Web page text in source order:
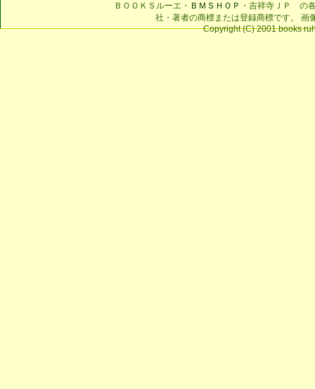
ＢＯＯＫＳルーエ・ ＢＭＳＨＯＰ ・吉祥寺ＪＰ の
社・著者の商標または登録商標です。 画
Copyright (C) 2001 books